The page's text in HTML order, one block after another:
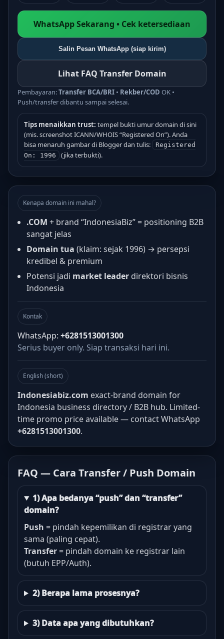
WhatsApp Sekarang • Cek ketersediaan
Salin Pesan WhatsApp (siap kirim)
Lihat FAQ Transfer Domain
Pembayaran:Transfer BCA/BRI • Rekber/COD OK •
Push/transfer dibantu sampai selesai.
Tips menaikkan trust: tempel bukti umur domain di sini
(mis. screenshot ICANN/WHOIS “Registered On”). Anda
bisa menaruh gambar di Blogger dan tulis:
Registered
On: 1996
(jika terbukti).
Kenapa domain ini mahal?
.COM + brand “IndonesiaBiz” = positioning B2B
sangat jelas
Domain tua (klaim: sejak 1996) → persepsi
kredibel & premium
Potensi jadi market leader direktori bisnis
Indonesia
Kontak
WhatsApp: +6281513001300
Serius buyer only. Siap transaksi hari ini.
English (short)
Indonesiabiz.com exact-brand domain for
Indonesia business directory / B2B hub. Limited-
time promo price available — contact WhatsApp
+6281513001300.
FAQ — Cara Transfer / Push Domain
1) Apa bedanya “push” dan “transfer”
domain?
Push = pindah kepemilikan di registrar yang
sama (paling cepat).
Transfer = pindah domain ke registrar lain
(butuh EPP/Auth).
2) Berapa lama prosesnya?
3) Data apa yang dibutuhkan?